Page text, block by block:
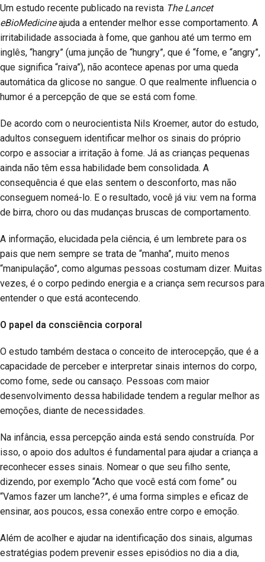
Um estudo recente publicado na revista The Lancet
eBioMedicineajuda a entender melhor esse comportamento. A
irritabilidade associada à fome, que ganhou até um termo em
inglês, “hangry” (uma junção de “hungry”, que é “fome, e “angry”,
que significa “raiva”), não acontece apenas por uma queda
automática da glicose no sangue. O que realmente influencia o
humor é a percepção de que se está com fome.
De acordo com o neurocientista Nils Kroemer, autor do estudo,
adultos conseguem identificar melhor os sinais do próprio
corpo e associar a irritação à fome. Já as crianças pequenas
ainda não têm essa habilidade bem consolidada. A
consequência é que elas sentem o desconforto, mas não
conseguem nomeá-lo. E o resultado, você já viu: vem na forma
de birra, choro ou das mudanças bruscas de comportamento.
A informação, elucidada pela ciência, é um lembrete para os
pais que nem sempre se trata de “manha”, muito menos
“manipulação”, como algumas pessoas costumam dizer. Muitas
vezes, é o corpo pedindo energia e a criança sem recursos para
entender o que está acontecendo.
O papel da consciência corporal
O estudo também destaca o conceito de interocepção, que é a
capacidade de perceber e interpretar sinais internos do corpo,
como fome, sede ou cansaço. Pessoas com maior
desenvolvimento dessa habilidade tendem a regular melhor as
emoções, diante de necessidades.
Na infância, essa percepção ainda está sendo construída. Por
isso, o apoio dos adultos é fundamental para ajudar a criança a
reconhecer esses sinais. Nomear o que seu filho sente,
dizendo, por exemplo “Acho que você está com fome” ou
“Vamos fazer um lanche?”, é uma forma simples e eficaz de
ensinar, aos poucos, essa conexão entre corpo e emoção.
Além de acolher e ajudar na identificação dos sinais, algumas
estratégias podem prevenir esses episódios no dia a dia,